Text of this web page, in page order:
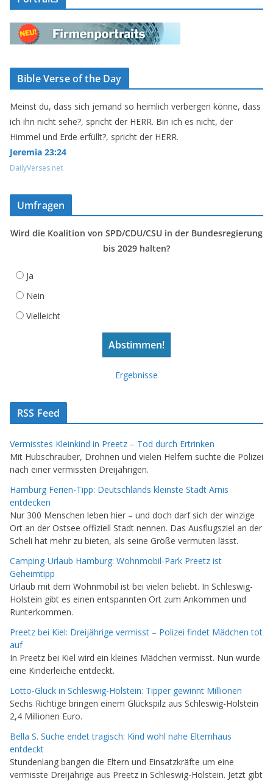
Bible Verse of the Day
Meinst du, dass sich jemand so heimlich verbergen könne, dass
ich ihn nicht sehe?, spricht der HERR. Bin ich es nicht, der
Himmel und Erde erfüllt?, spricht der HERR.
Jeremia 23:24
DailyVerses.net
Umfragen
Wird die Koalition von SPD/CDU/CSU in der Bundesregierung
bis 2029 halten?
Ja
Nein
Vielleicht
Ergebnisse
RSS Feed
Vermisstes Kleinkind in Preetz – Tod durch Ertrinken
Mit Hubschrauber, Drohnen und vielen Helfern suchte die Polizei
nach einer vermissten Dreijährigen.
Hamburg Ferien-Tipp: Deutschlands kleinste Stadt Arnis
entdecken
Nur 300 Menschen leben hier – und doch darf sich der winzige
Ort an der Ostsee offiziell Stadt nennen. Das Ausflugsziel an der
Scheli hat mehr zu bieten, als seine Größe vermuten lässt.
Camping-Urlaub Hamburg: Wohnmobil-Park Preetz ist
Geheimtipp
Urlaub mit dem Wohnmobil ist bei vielen beliebt. In Schleswig-
Holstein gibt es einen entspannten Ort zum Ankommen und
Runterkommen.
Preetz bei Kiel: Dreijährige vermisst – Polizei findet Mädchen tot
auf
In Preetz bei Kiel wird ein kleines Mädchen vermisst. Nun wurde
eine Kinderleiche entdeckt.
Lotto-Glück in Schleswig-Holstein: Tipper gewinnt Millionen
Sechs Richtige bringen einem Glückspilz aus Schleswig-Holstein
2,4 Millionen Euro.
Bella S. Suche endet tragisch: Kind wohl nahe Elternhaus
entdeckt
Stundenlang bangen die Eltern und Einsatzkräfte um eine
vermisste Dreijährige aus Preetz in Schleswig-Holstein. Jetzt gibt